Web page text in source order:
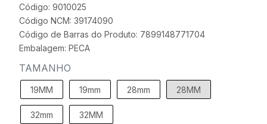
Código: 9010025
Código NCM: 39174090
Código de Barras do Produto: 7899148771704
Embalagem: PECA
TAMANHO
19MM 19mm 28mm 28MM
32mm 32MM